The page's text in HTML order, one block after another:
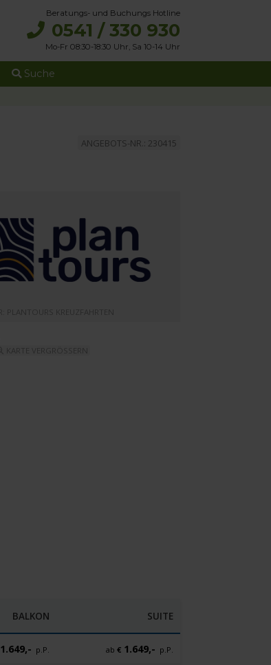
Beratungs- und Buchungs Hotline
0541 / 330 930
Mo-Fr 08:30-18:30 Uhr, Sa 10-14 Uhr
Suche
ANGEBOTS-NR.: 230415
BALKON SUITE
1.649,- p.P. ab € 1.649,- p.P.